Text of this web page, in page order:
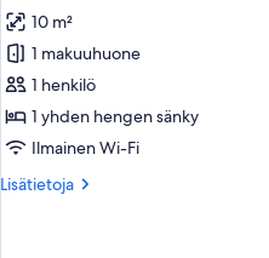
Yhden
hengen
classic-
huone,
oma
kuvat
10 m²
1 makuuhuone
1 henkilö
1 yhden hengen sänky
Ilmainen Wi-Fi
Lisätietoja
Lisätietoja